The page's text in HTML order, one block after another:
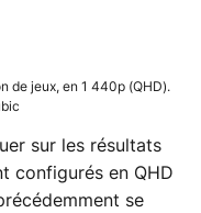
de jeux, en 1 440p (QHD).
sur les résultats
configurés en QHD
se